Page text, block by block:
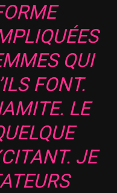
QUI
FONT.
LE
JE